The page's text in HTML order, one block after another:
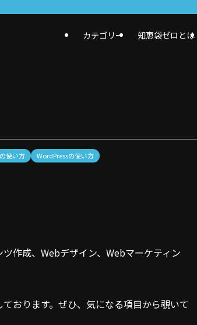
カテゴリー 知恵袋ゼロとは
使い方 WordPressの使い方
作成、Webデザイン、Webマーケティン
おります。ぜひ、気になる項目から覗いて